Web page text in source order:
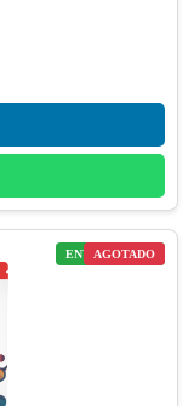
ENVÍO GRATIS
AGOTADO